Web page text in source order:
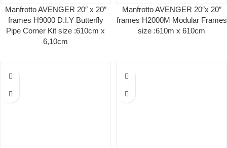
Manfrotto AVENGER 20″ x 20″
frames Η9000 D.I.Y Butterfly
Pipe Corner Kit size :610cm x
6,10cm
Manfrotto AVENGER 20″x 20″
frames Η2000M Modular Frames
size :610m x 610cm